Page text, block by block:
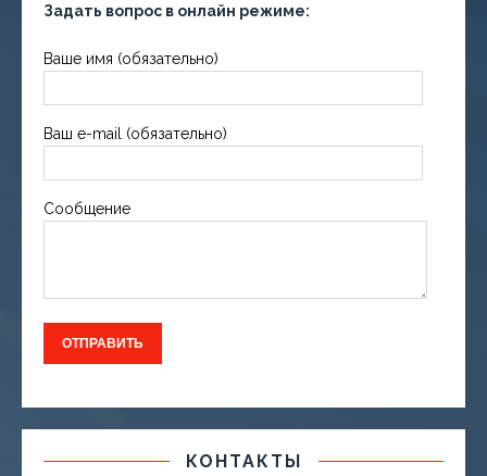
Задать вопрос в онлайн режиме:
Ваше имя (обязательно)
Ваш e-mail (обязательно)
Сообщение
КОНТАКТЫ